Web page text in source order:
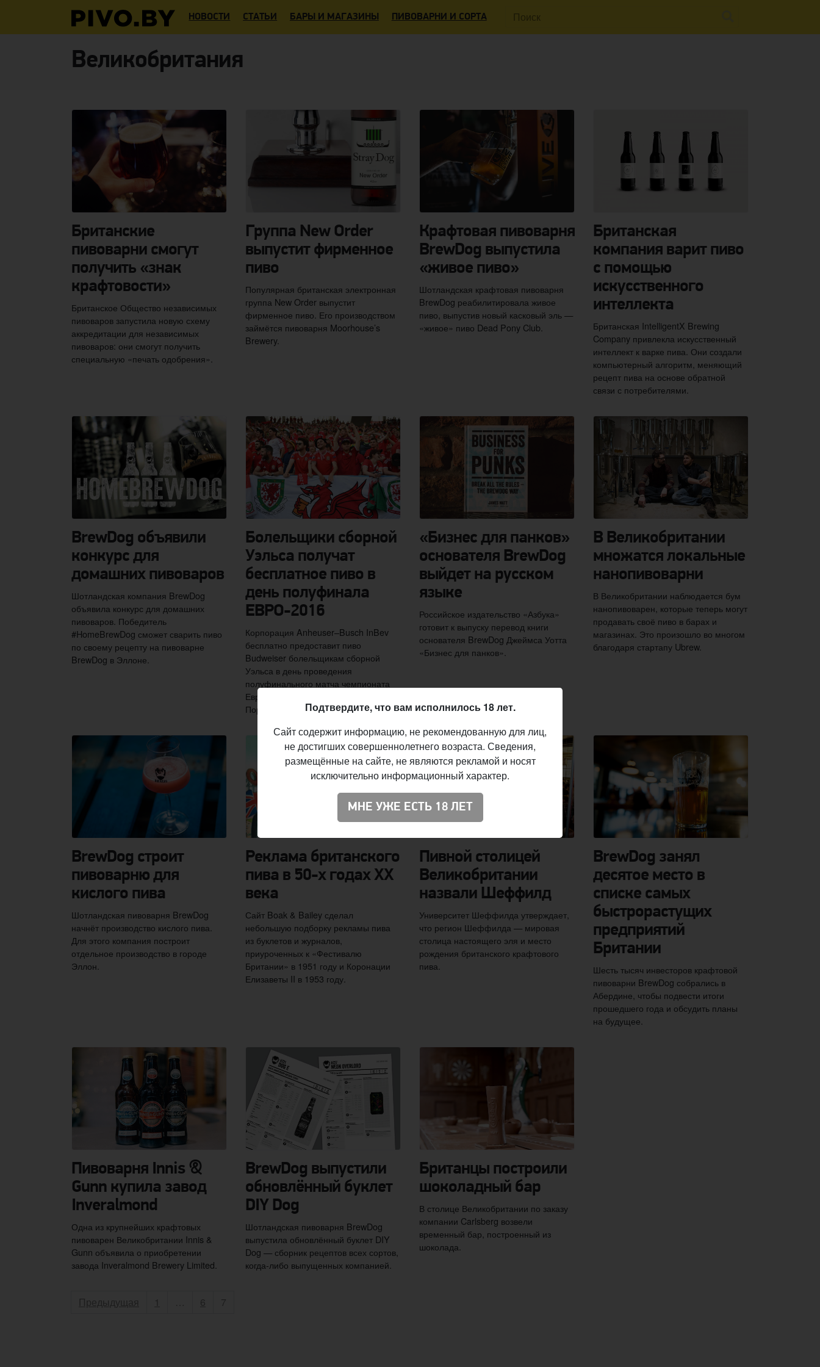
Поиск:
НОВОСТИ СТАТЬИ БАРЫ И МАГАЗИНЫ ПИВОВАРНИ И СОРТА
Великобритания
Британские
пивоварни смогут
получить «знак
крафтовости»
Британское Общество независимых
пивоваров запустила новую схему
аккредитации для независимых
пивоваров: они смогут получить
специальную «печать одобрения».
Группа New Order
выпустит фирменное
пиво
Популярная британская электронная
группа New Order выпустит
фирменное пиво. Его производством
займётся пивоварня Moorhouse’s
Brewery.
Крафтовая пивоварня
BrewDog выпустила
«живое пиво»
Шотландская крафтовая пивоварня
BrewDog реабилитировала живое
пиво, выпустив новый касковый эль —
«живое» пиво Dead Pony Club.
Британская
компания варит пиво
с помощью
искусственного
интеллекта
Британская IntelligentX Brewing
Company привлекла искусственный
интеллект к варке пива. Они создали
компьютерный алгоритм, меняющий
рецепт пива на основе обратной
связи с потребителями.
BrewDog объявили
конкурс для
домашних пивоваров
Шотландская компания BrewDog
объявила конкурс для домашних
пивоваров. Победитель
#HomeBrewDog сможет сварить пиво
по своему рецепту на пивоварне
BrewDog в Эллоне.
Болельщики сборной
Уэльса получат
бесплатное пиво в
день полуфинала
ЕВРО-2016
Корпорация Anheuser–Busch InBev
бесплатно предоставит пиво
Budweiser болельщикам сборной
Уэльса в день проведения
полуфинального матча чемпионата
Европы по футболу против команды
Португалии.
«Бизнес для панков»
основателя BrewDog
выйдет на русском
языке
Российское издательство «Азбука»
готовит к выпуску перевод книги
основателя BrewDog Джеймса Уотта
«Бизнес для панков».
В Великобритании
множатся локальные
нанопивоварни
В Великобритании наблюдается бум
нанопивоварен, которые теперь могут
продавать своё пиво в барах и
магазинах. Это произошло во многом
благодаря стартапу Ubrew.
BrewDog строит
пивоварню для
кислого пива
Шотландская пивоварня BrewDog
начнёт производство кислого пива.
Для этого компания построит
отдельное производство в городе
Эллон.
Реклама британского
пива в 50-х годах XX
века
Сайт Boak & Bailey сделал
небольшую подборку рекламы пива
из буклетов и журналов,
приуроченных к «Фестивалю
Британии» в 1951 году и Коронации
Елизаветы II в 1953 году.
Пивной столицей
Великобритании
назвали Шеффилд
Университет Шеффилда утверждает,
что регион Шеффилда — мировая
столица настоящего эля и место
рождения британского крафтового
пива.
BrewDog занял
десятое место в
списке самых
быстрорастущих
предприятий
Британии
Шесть тысяч инвесторов крафтовой
пивоварни BrewDog собрались в
Абердине, чтобы подвести итоги
прошедшего года и обсудить планы
на будущее.
Пивоварня Innis &
Gunn купила завод
Inveralmond
Одна из крупнейших крафтовых
пивоварен Великобритании Innis &
Gunn объявила о приобретении
завода Inveralmond Brewery Limited.
BrewDog выпустили
обновлённый буклет
DIY Dog
Шотландская пивоварня BrewDog
выпустила обновлённый буклет DIY
Dog — сборник рецептов всех сортов,
когда-либо выпущенных компанией.
Британцы построили
шоколадный бар
В столице Великобритании по заказу
компании Carlsberg возвели
временный бар, построенный из
шоколада.
Подтвердите, что вам исполнилось 18 лет.
Сайт содержит информацию, не рекомендованную для лиц,
не достигших совершеннолетнего возраста. Сведения,
размещённые на сайте, не являются рекламой и носят
исключительно информационный характер.
МНЕ УЖЕ ЕСТЬ 18 ЛЕТ